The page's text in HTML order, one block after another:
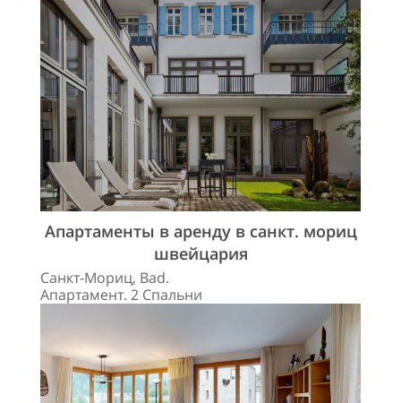
Апартаменты в аренду в санкт. мориц
швейцария
Санкт-Мориц, Bad.
Апартамент. 2 Спальни